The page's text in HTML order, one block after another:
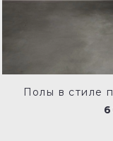
Полы в стиле